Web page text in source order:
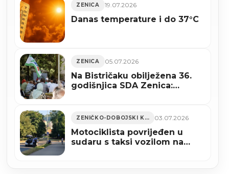
ZENICA 19.07.2026
Danas temperature i do 37°C
ZENICA 05.07.2026
Na Bistričaku obilježena 36.
godišnjica SDA Zenica:
ZENIČKO-DOBOJSKI KANTON 03.07.2026
Motociklista povrijeđen u
sudaru s taksi vozilom na